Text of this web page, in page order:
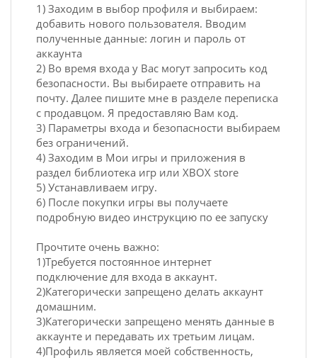
1) Заходим в выбор профиля и выбираем:
добавить нового пользователя. Вводим
полученные данные: логин и пароль от
аккаунта
2) Во время входа у Вас могут запросить код
безопасности. Вы выбираете отправить на
почту. Далее пишите мне в разделе переписка
с продавцом. Я предоставляю Вам код.
3) Параметры входа и безопасности выбираем
без ограничений.
4) Заходим в Мои игры и приложения в
раздел библиотека игр или XBOX store
5) Устанавливаем игру.
6) После покупки игры вы получаете
подробную видео инструкцию по ее запуску
Прочтите очень важно:
1)Требуется постоянное интернет
подключение для входа в аккаунт.
2)Категорически запрещено делать аккаунт
домашним.
3)Категорически запрещено менять данные в
аккаунте и передавать их третьим лицам.
4)Профиль является моей собственность,